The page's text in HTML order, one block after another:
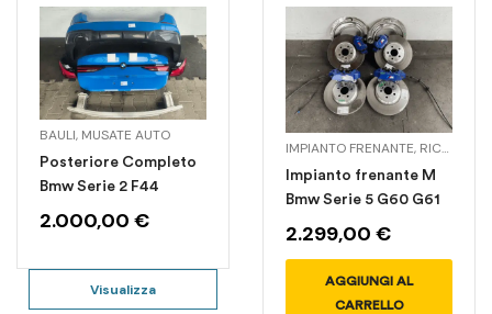
BAULI, MUSATE AUTO
Posteriore Completo
Bmw Serie 2 F44
2.000,00 €
Visualizza
IMPIANTO FRENANTE, RICAMBI VARI
Impianto frenante M
Bmw Serie 5 G60 G61
2.299,00 €
AGGIUNGI AL
CARRELLO